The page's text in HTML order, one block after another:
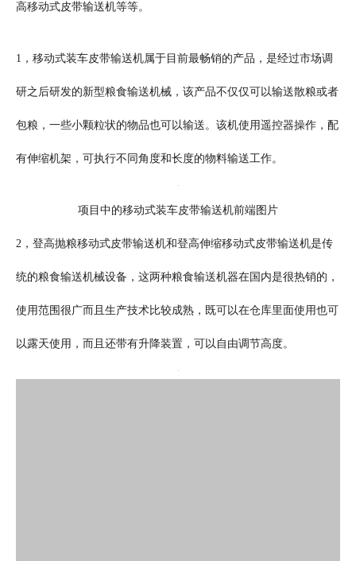
高移动式皮带输送机等等。
1，移动式装车皮带输送机属于目前最畅销的产品，是经过市场调
研之后研发的新型粮食输送机械，该产品不仅仅可以输送散粮或者
包粮，一些小颗粒状的物品也可以输送。该机使用遥控器操作，配
有伸缩机架，可执行不同角度和长度的物料输送工作。
项目中的移动式装车皮带输送机前端图片
2，登高抛粮移动式皮带输送机和登高伸缩移动式皮带输送机是传
统的粮食输送机械设备，这两种粮食输送机器在国内是很热销的，
使用范围很广而且生产技术比较成熟，既可以在仓库里面使用也可
以露天使用，而且还带有升降装置，可以自由调节高度。